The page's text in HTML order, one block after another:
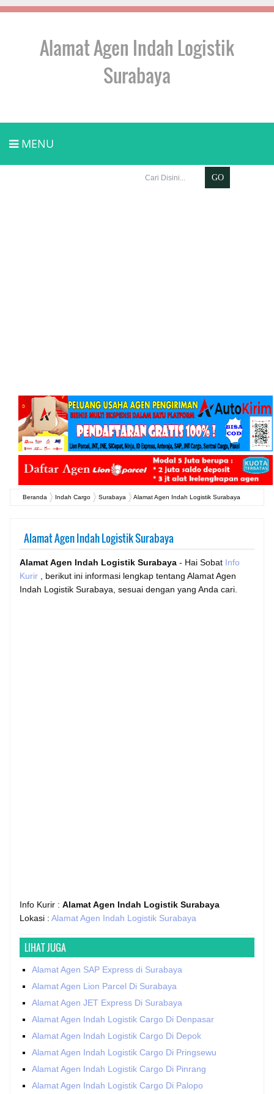
Alamat Agen Indah Logistik
Surabaya
MENU
Beranda Indah Cargo Surabaya Alamat Agen Indah Logistik Surabaya
Alamat Agen Indah Logistik Surabaya
Alamat Agen Indah Logistik Surabaya - Hai Sobat Info
Kurir
, berikut ini informasi lengkap tentang Alamat Agen
Indah Logistik Surabaya, sesuai dengan yang Anda cari.
Info Kurir : Alamat Agen Indah Logistik Surabaya
Lokasi : Alamat Agen Indah Logistik Surabaya
LIHAT JUGA
Alamat Agen SAP Express di Surabaya
Alamat Agen Lion Parcel Di Surabaya
Alamat Agen JET Express Di Surabaya
Alamat Agen Indah Logistik Cargo Di Denpasar
Alamat Agen Indah Logistik Cargo Di Depok
Alamat Agen Indah Logistik Cargo Di Pringsewu
Alamat Agen Indah Logistik Cargo Di Pinrang
Alamat Agen Indah Logistik Cargo Di Palopo